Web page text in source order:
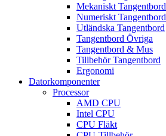
Mekaniskt Tangentbord
Numeriskt Tangentbord
Utländska Tangentbord
Tangentbord Övriga
Tangentbord & Mus
Tillbehör Tangentbord
Ergonomi
Datorkomponenter
Processor
AMD CPU
Intel CPU
CPU Fläkt